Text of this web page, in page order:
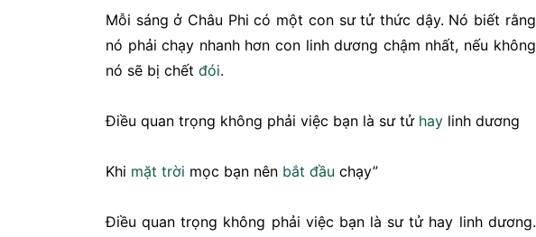
Mỗi sáng ở Châu Phi có một con sư tử thức dậy. Nó biết rằng
nó phải chạy nhanh hơn con linh dương chậm nhất, nếu không
nó sẽ bị chết đói.
Điều quan trọng không phải việc bạn là sư tử hay linh dương
Khi mặt trời mọc bạn nên bắt đầu chạy”
Điều quan trọng không phải việc bạn là sư tử hay linh dương.